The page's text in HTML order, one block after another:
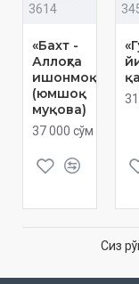
3614
«Бахт -
Аллоҳга
ишонмоқдир»
(юмшоқ
муқова)
37 000 сўм
Сиз